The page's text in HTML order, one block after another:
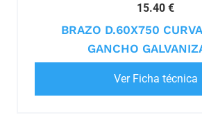
15.40 €
BRAZO D.60X750
GANCHO
Ver Ficha técnica